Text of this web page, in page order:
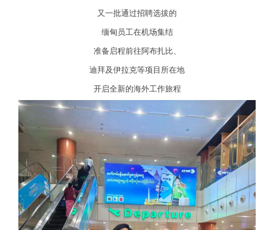
又一批通过招聘选拔的
缅甸员工在机场集结
准备启程前往阿布扎比、
迪拜及伊拉克等项目所在地
开启全新的海外工作旅程